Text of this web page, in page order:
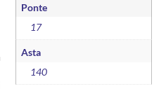
Ponte
17
Asta
140